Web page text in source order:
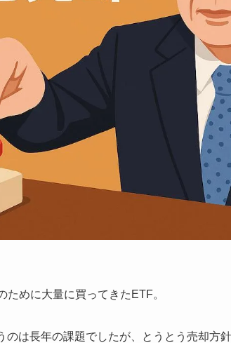
ために大量に買ってきたETF。
は長年の課題でしたが、とうとう売却方針